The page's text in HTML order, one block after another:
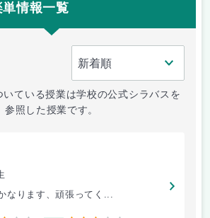
情報一覧
いている授業は学校の公式シラバスを
参照した授業です。
なります、頑張ってく...